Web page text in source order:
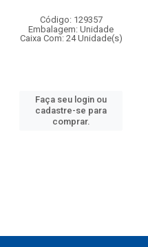
Código: 129357
Embalagem: Unidade
Caixa Com: 24 Unidade(s)
Faça seu login ou
cadastre-se para
comprar.